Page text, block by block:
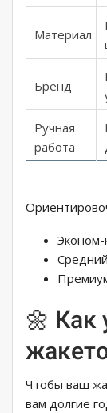
Материал
Бренд
Ручная
работа
Эконом-
🌼 Как
Чтобы ваш
вам долгие